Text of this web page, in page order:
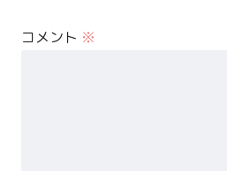
コメント ※